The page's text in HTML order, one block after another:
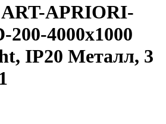
APRIORI-
4000x1000
IP20 Металл, 3